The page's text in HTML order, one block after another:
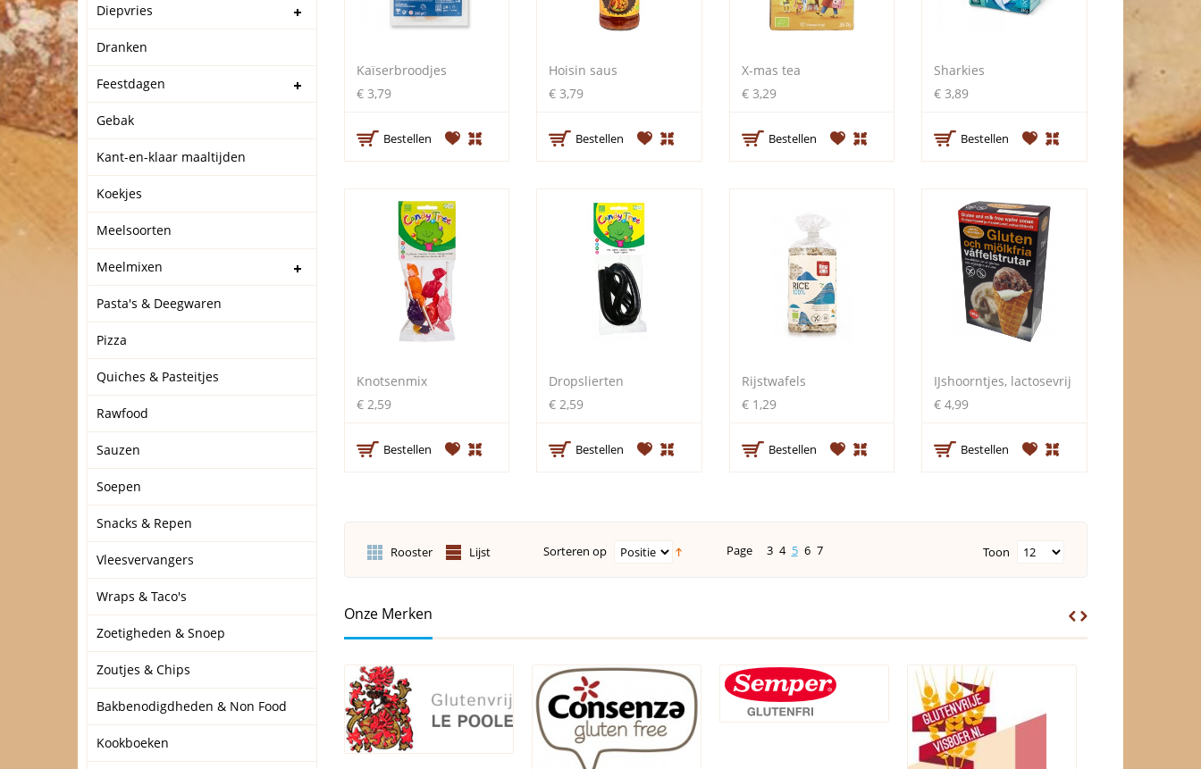
Diepvries
Dranken
Feestdagen
Gebak
Kant-en-klaar maaltijden
Koekjes
Meelsoorten
Meelmixen
Pasta's & Deegwaren
Pizza
Quiches & Pasteitjes
Rawfood
Sauzen
Soepen
Snacks & Repen
Vleesvervangers
Wraps & Taco's
Zoetigheden & Snoep
Zoutjes & Chips
Bakbenodigdheden & Non Food
Kookboeken
Kaïserbroodjes
€ 3,79
Bestellen
Hoisin saus
€ 3,79
Bestellen
X-mas tea
€ 3,29
Bestellen
Sharkies
€ 3,89
Bestellen
Knotsenmix
€ 2,59
Bestellen
Dropslierten
€ 2,59
Bestellen
Rijstwafels
€ 1,29
Bestellen
IJshoorntjes, lactosevrij
€ 4,99
Bestellen
Rooster Lijst Sorteren op Page 3 4 5 6 7 Toon
Onze Merken